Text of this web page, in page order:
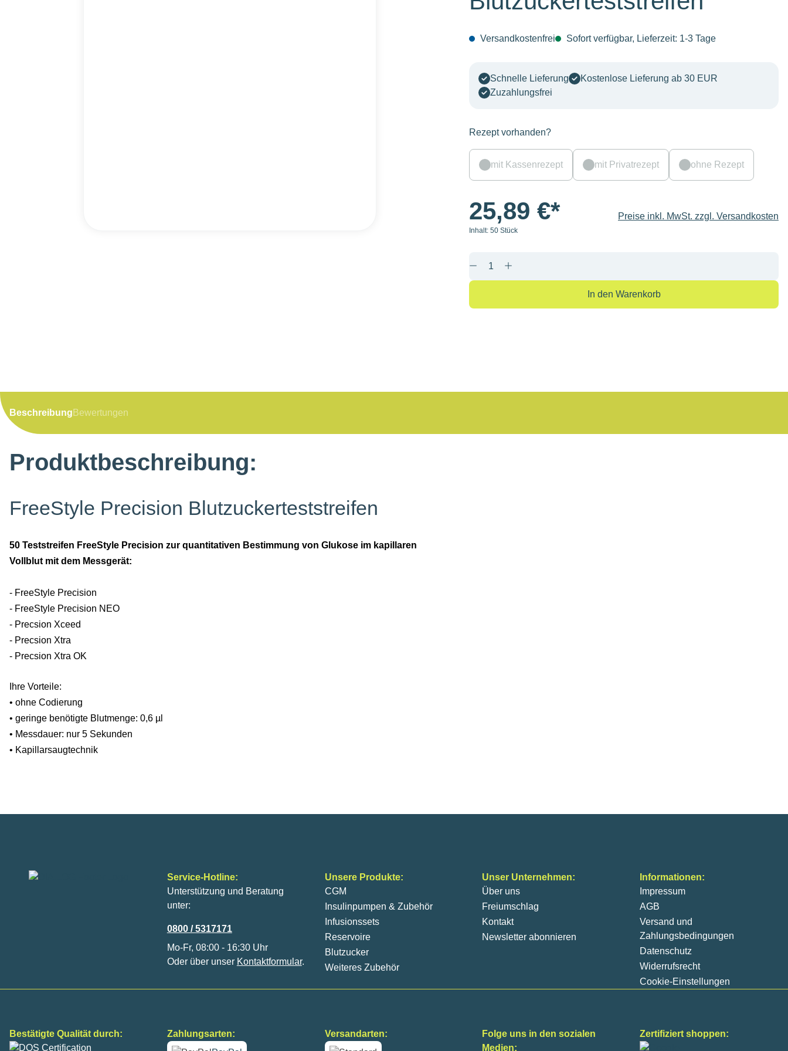
Versandkostenfrei Sofort verfügbar, Lieferzeit: 1-3 Tage
Schnelle Lieferung
Kostenlose Lieferung ab 30 EUR
Zuzahlungsfrei
Rezept vorhanden?
mit Kassenrezept mit Privatrezept ohne Rezept
25,89 €*
Inhalt: 50 Stück
Preise inkl. MwSt. zzgl. Versandkosten
Produkt Anzahl: Gib den gewünschten Wert ein
In den Warenkorb
Beschreibung Bewertungen
Produktbeschreibung:
FreeStyle Precision Blutzuckerteststreifen
50 Teststreifen FreeStyle Precision zur quantitativen Bestimmung von Glukose im kapillaren
Vollblut mit dem Messgerät:
- FreeStyle Precision
- FreeStyle Precision NEO
- Precsion Xceed
- Precsion Xtra
- Precsion Xtra OK
Ihre Vorteile:
• ohne Codierung
• geringe benötigte Blutmenge: 0,6 µl
• Messdauer: nur 5 Sekunden
• Kapillarsaugtechnik
Service-Hotline:
Unterstützung und Beratung
unter:
0800 / 5317171
Mo-Fr, 08:00 - 16:30 Uhr
Oder über unser Kontaktformular.
Unsere Produkte:
CGM
Insulinpumpen & Zubehör
Infusionssets
Reservoire
Blutzucker
Weiteres Zubehör
Unser Unternehmen:
Über uns
Freiumschlag
Kontakt
Newsletter abonnieren
Informationen:
Impressum
AGB
Versand und
Zahlungsbedingungen
Datenschutz
Widerrufsrecht
Cookie-Einstellungen
Bestätigte Qualität durch:
Zahlungsarten:
Versandarten:
Folge uns in den sozialen
Medien:
Zertifiziert shoppen: